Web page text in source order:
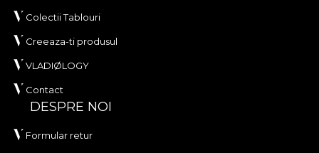
Colectii Tablouri
Creeaza-ti produsul
VLADIØLOGY
Contact
DESPRE NOI
Formular retur